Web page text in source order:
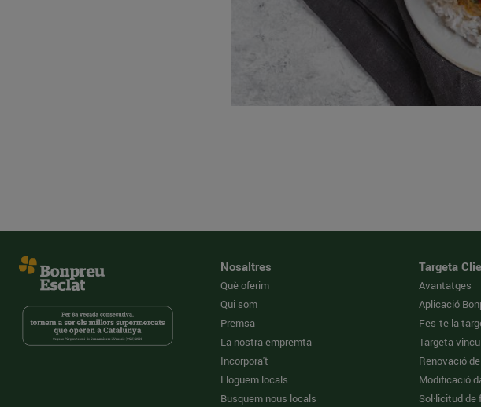
Nosaltres
Què oferim
Qui som
Premsa
La nostra empremta
Incorpora't
Lloguem locals
Busquem nous locals
Targeta
Avantatges
Aplicació
Fes-te la
Targeta
Renovació
Modificació
Sol·licitud